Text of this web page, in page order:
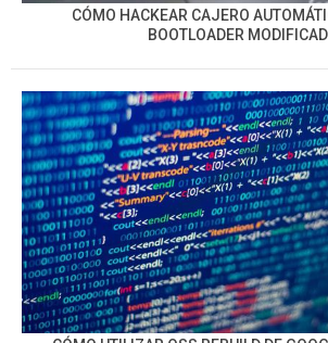
CÓMO HACKEAR CAJERO
BOOTLOADER